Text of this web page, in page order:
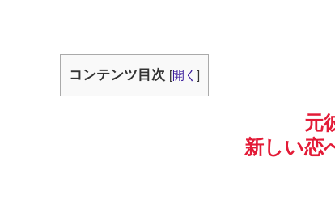
コンテンツ目次 [開く ]
元
新しい恋